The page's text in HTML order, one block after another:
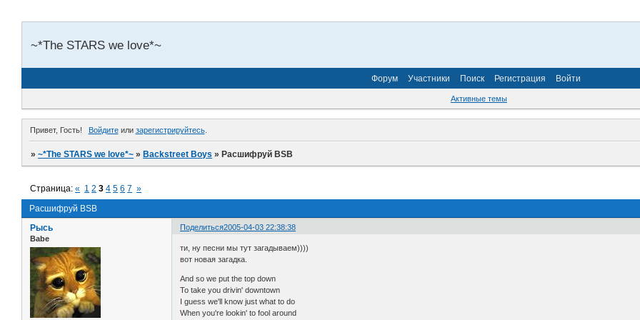
~*The STARS we love*~
Форум Участники Поиск Регистрация Войти
Активные темы
Привет, Гость! Войдитеили зарегистрируйтесь.
»~*The STARS we love*~ »Backstreet Boys »Расшифруй BSB
Расшифруй BSB
Страница:« 1 2 3 4 5 6 7 »
Поделиться2005-04-03 22:38:38
Рысь
Babe
ти, ну песни мы тут загадываем))))
вот новая загадка.
And so we put the top down
To take you drivin' downtown
I guess we'll know just what to do
When you're lookin' to fool around